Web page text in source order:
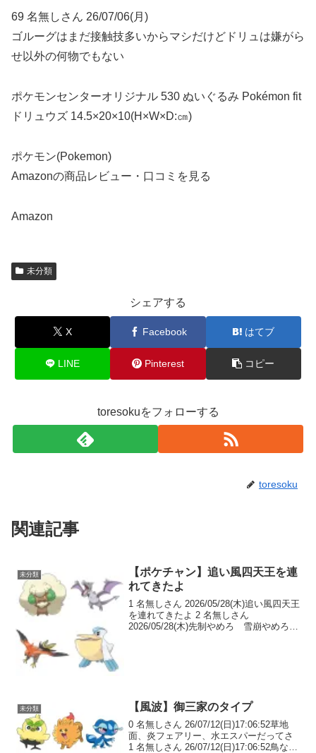
69 名無しさん 26/07/06(月)
ゴルーグはまだ接触技多いからマシだけどドリュは嫌がら
せ以外の何物でもない
ポケモンセンターオリジナル 530 ぬいぐるみ Pokémon fit
ドリュウズ 14.5×20×10(H×W×D:㎝)
ポケモン(Pokemon)
Amazonの商品レビュー・口コミを見る
Amazon
未分類
シェアする
X Facebook はてブ
LINE Pinterest コピー
toresokuをフォローする
toresoku
関連記事
未分類
【ポケチャン】追い風四天王を連
れてきたよ
1 名無しさん 2026/05/28(木)追い風四天王
を連れてきたよ 2 名無しさん
2026/05/28(木)先制やめろ 雪崩やめろ先
未分類 【風波】御三家のタイプ
0 名無しさん 26/07/12(日)17:06:52草地
面、炎フェアリー、水エスパーだってさ
1 名無しさん 26/07/12(日)17:06:52鳥なの